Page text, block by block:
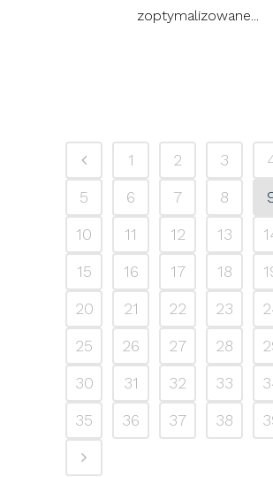
zoptymalizowane...
1 2 3
5
6 7 8
10
11 12 13
15
16 17 18
20
21 22 23
25
26 27 28
30
31 32 33
35
36 37 38